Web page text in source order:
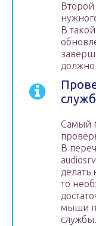
Второй
В
должно
Самый
В
делать
то
мыши
службы.